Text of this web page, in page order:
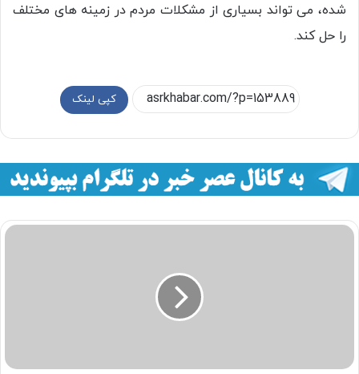
شده، می تواند بسیاری از مشکلات مردم در زمینه های مختلف
را حل کند.
کپی لینک